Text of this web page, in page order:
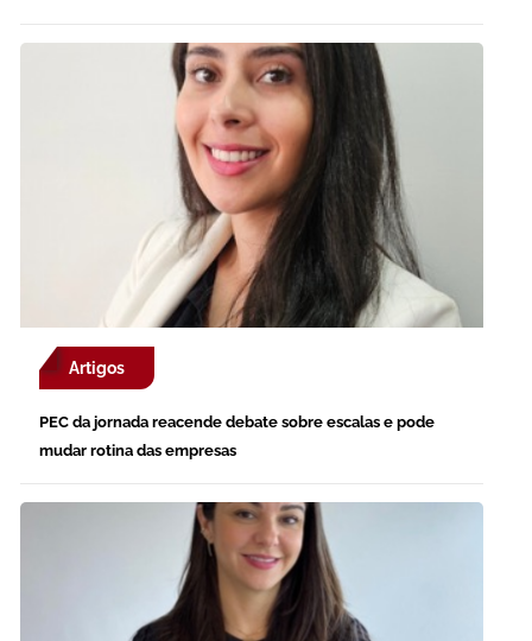
Artigos
PEC da jornada reacende debate sobre escalas e pode
mudar rotina das empresas